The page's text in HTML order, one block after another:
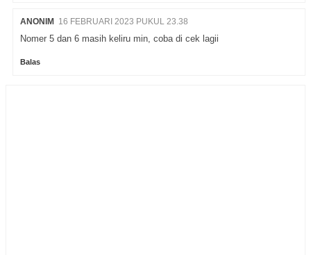
ANONIM 16 FEBRUARI 2023 PUKUL 23.38
Nomer 5 dan 6 masih keliru min, coba di cek lagii
Balas